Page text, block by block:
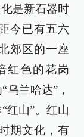
是新石器时
今已有五六
郊区的一座
红色的花岗
兰哈达”，
红山”。红山
期文化，有